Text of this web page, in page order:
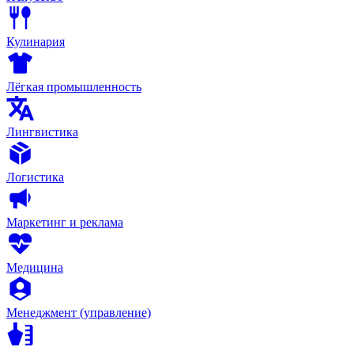
Кулинария
Лёгкая промышленность
Лингвистика
Логистика
Маркетинг и реклама
Медицина
Менеджмент (управление)